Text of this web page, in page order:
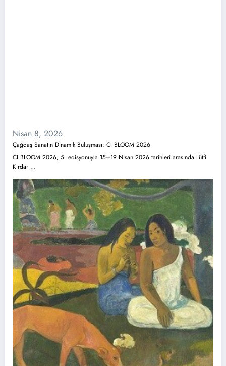
Nisan 8, 2026
Çağdaş Sanatın Dinamik Buluşması: CI BLOOM 2026
CI BLOOM 2026, 5. edisyonuyla 15–19 Nisan 2026 tarihleri arasında Lütfi
Kırdar …